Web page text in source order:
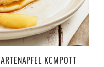
KOMPOTT